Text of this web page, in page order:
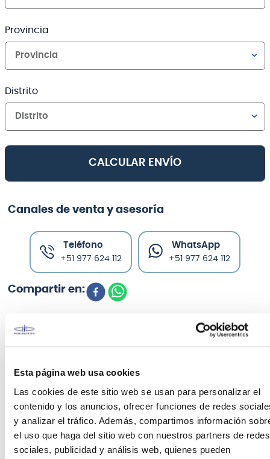
Esta página web usa cookies
Las cookies de este sitio web se usan para personalizar el
contenido y los anuncios, ofrecer funciones de redes
y analizar el tráfico. Además, compartimos información
el uso que haga del sitio web con nuestros partners de redes
sociales, publicidad y análisis web, quienes pueden
Provincia
Provincia
Distrito
Distrito
CALCULAR ENVÍO
Canales de venta y asesoría
Teléfono
+51 977 624 112
WhatsApp
+51 977 624 112
El HP30 Tama es la opción más económica de
pedales Tama. Ideal para los baterías que se están
iniciando y quieren tener un buen pedal relación
calidad precio respaldado por la comprobada
calidad de TAMA.